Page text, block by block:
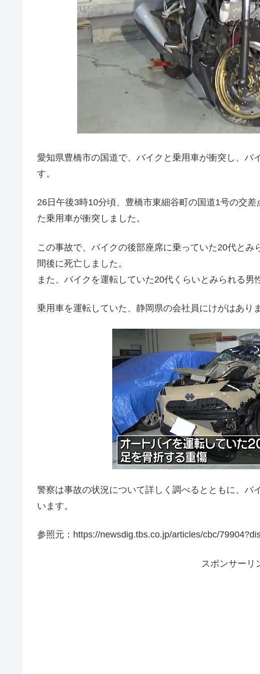
愛知県豊橋市の国道で、バイクと乗用車が衝突し、バ
す。
26日午後3時10分頃、豊橋市東細谷町の国道1号の交
た乗用車が衝突しました。
この事故で、バイクの後部座席に乗っていた20代と
間後に死亡しました。
また、バイクを運転していた20代くらいとみられる男
乗用車を運転していた、静岡県の会社員にけがはあり
警察は事故の状況について詳しく調べるとともに、バ
います。
参照元：https://newsdig.tbs.co.jp/articles/cbc/
スポンサーリ